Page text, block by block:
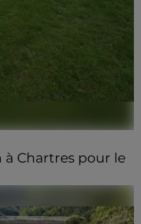
Chartres pour le